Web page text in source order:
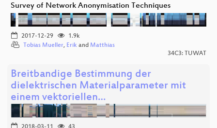
Survey of Network Anonymisation Techniques
2017-12-29
1.9k
Tobias Mueller, Erik and Matthias
34C3: TUWAT
Breitbandige Bestimmung der
dielektrischen Materialparameter mit
einem vektoriellen…